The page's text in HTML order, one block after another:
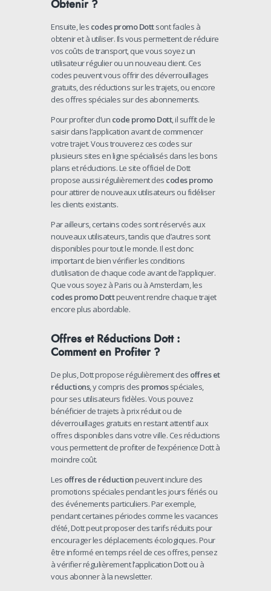
Obtenir ?
Ensuite, les codes promo Dottsont faciles à
obtenir et à utiliser. Ils vous permettent de réduire
vos coûts de transport, que vous soyez un
utilisateur régulier ou un nouveau client. Ces
codes peuvent vous offrir des déverrouillages
gratuits, des réductions sur les trajets, ou encore
des offres spéciales sur des abonnements.
Pour profiter d’un code promo Dott, il suffit de le
saisir dans l’application avant de commencer
votre trajet. Vous trouverez ces codes sur
plusieurs sites en ligne spécialisés dans les bons
plans et réductions. Le site officiel de Dott
propose aussi régulièrement des codes promo
pour attirer de nouveaux utilisateurs ou fidéliser
les clients existants.
Par ailleurs, certains codes sont réservés aux
nouveaux utilisateurs, tandis que d’autres sont
disponibles pour tout le monde. Il est donc
important de bien vérifier les conditions
d’utilisation de chaque code avant de l’appliquer.
Que vous soyez à Paris ou à Amsterdam, les
codes promo Dottpeuvent rendre chaque trajet
encore plus abordable.
Offres et Réductions Dott :
Comment en Profiter ?
De plus, Dott propose régulièrement des offres et
réductions, y compris des promosspéciales,
pour ses utilisateurs fidèles. Vous pouvez
bénéficier de trajets à prix réduit ou de
déverrouillages gratuits en restant attentif aux
offres disponibles dans votre ville. Ces réductions
vous permettent de profiter de l’expérience Dott à
moindre coût.
Les offres de réductionpeuvent inclure des
promotions spéciales pendant les jours fériés ou
des événements particuliers. Par exemple,
pendant certaines périodes comme les vacances
d’été, Dott peut proposer des tarifs réduits pour
encourager les déplacements écologiques. Pour
être informé en temps réel de ces offres, pensez
à vérifier régulièrement l’application Dott ou à
vous abonner à la newsletter.